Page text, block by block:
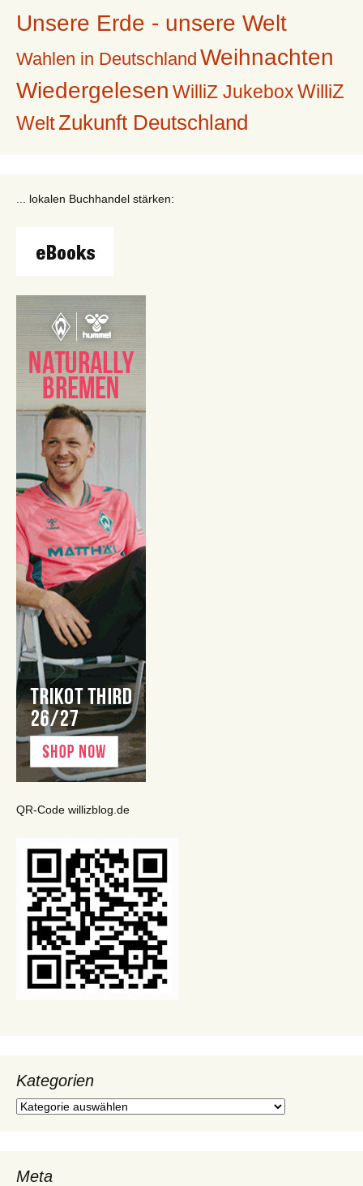
Unsere Erde - unsere Welt
Wahlen in Deutschland Weihnachten
Wiedergelesen WilliZ Jukebox WilliZ
WeltZukunft Deutschland
... lokalen Buchhandel stärken:
QR-Code willizblog.de
Kategorien
Kategorien
Meta